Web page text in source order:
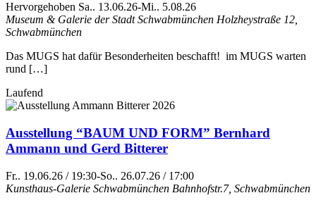
Hervorgehoben Sa.. 13.06.26-Mi.. 5.08.26
Museum & Galerie der Stadt Schwabmünchen Holzheystraße 12,
Schwabmünchen
Das MUGS hat dafür Besonderheiten beschafft! im MUGS warten
rund […]
Laufend
Ausstellung “BAUM UND FORM” Bernhard
Ammann und Gerd Bitterer
Fr.. 19.06.26 / 19:30-So.. 26.07.26 / 17:00
Kunsthaus-Galerie Schwabmünchen Bahnhofstr.7, Schwabmünchen